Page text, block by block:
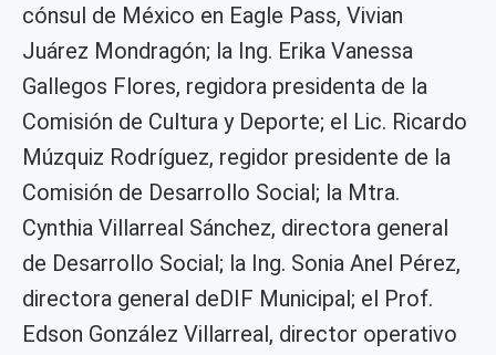
cónsul de México en Eagle Pass, Vivian
Juárez Mondragón; la Ing. Erika Vanessa
Gallegos Flores, regidora presidenta de la
Comisión de Cultura y Deporte; el Lic. Ricardo
Múzquiz Rodríguez, regidor presidente de la
Comisión de Desarrollo Social; la Mtra.
Cynthia Villarreal Sánchez, directora general
de Desarrollo Social; la Ing. Sonia Anel Pérez,
directora general deDIF Municipal; el Prof.
Edson González Villarreal, director operativo